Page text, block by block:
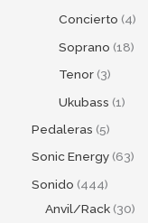
Concierto 4
Soprano 18
Tenor 3
Ukubass 1
Pedaleras 5
Sonic Energy 63
Sonido 444
Anvil/Rack 30